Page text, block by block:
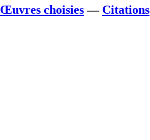
Œuvres choisies— Citations